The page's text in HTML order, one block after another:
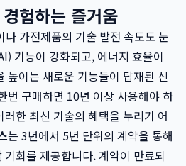
험하는 즐거움
가전제품의 기술 발전 속도도 눈
기능이 강화되고, 에너지 효율이
높이는 새로운 기능들이 탑재된 신
번 구매하면 10년 이상 사용해야 하
한 최신 기술의 혜택을 누리기 어
는 3년에서 5년 단위의 계약을 통해
회를 제공합니다. 계약이 만료되